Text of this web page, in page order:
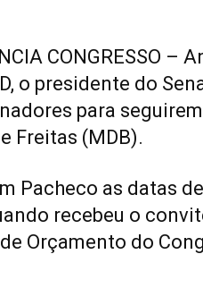
CONGRESSO –
o presidente do
para
Freitas (MDB).
Pacheco as datas
recebeu o
Orçamento do